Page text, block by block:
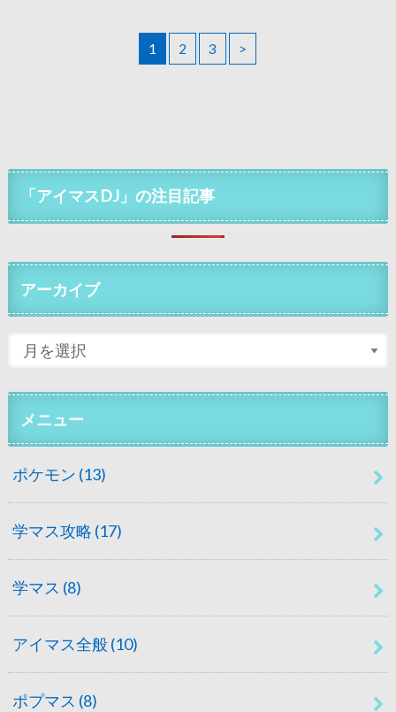
1 2 3 >
「アイマスDJ」の注目記事
アーカイブ
メニュー
ポケモン (13)
学マス攻略 (17)
学マス (8)
アイマス全般 (10)
ポプマス (8)